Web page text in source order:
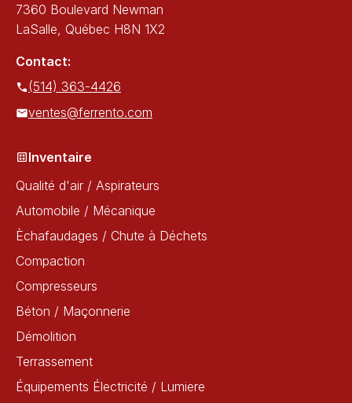
7360 Boulevard Newman
LaSalle, Québec H8N 1X2
Contact:
(514) 363-4426
ventes@ferrento.com
Inventaire
Qualité d'air / Aspirateurs
Automobile / Mécanique
Èchafaudages / Chute à Déchets
Compaction
Compresseurs
Béton / Maçonnerie
Démolition
Terrassement
Équipements Électricité / Lumiere